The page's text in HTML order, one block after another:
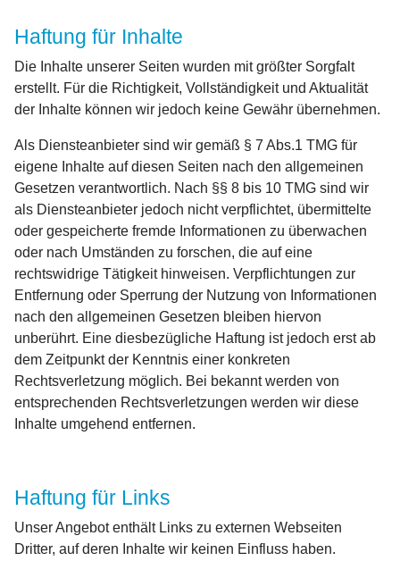
Haftung für Inhalte
Die Inhalte unserer Seiten wurden mit größter Sorgfalt
erstellt. Für die Richtigkeit, Vollständigkeit und Aktualität
der Inhalte können wir jedoch keine Gewähr übernehmen.
Als Diensteanbieter sind wir gemäß § 7 Abs.1 TMG für
eigene Inhalte auf diesen Seiten nach den allgemeinen
Gesetzen verantwortlich. Nach §§ 8 bis 10 TMG sind wir
als Diensteanbieter jedoch nicht verpflichtet, übermittelte
oder gespeicherte fremde Informationen zu überwachen
oder nach Umständen zu forschen, die auf eine
rechtswidrige Tätigkeit hinweisen. Verpflichtungen zur
Entfernung oder Sperrung der Nutzung von Informationen
nach den allgemeinen Gesetzen bleiben hiervon
unberührt. Eine diesbezügliche Haftung ist jedoch erst ab
dem Zeitpunkt der Kenntnis einer konkreten
Rechtsverletzung möglich. Bei bekannt werden von
entsprechenden Rechtsverletzungen werden wir diese
Inhalte umgehend entfernen.
Haftung für Links
Unser Angebot enthält Links zu externen Webseiten
Dritter, auf deren Inhalte wir keinen Einfluss haben.